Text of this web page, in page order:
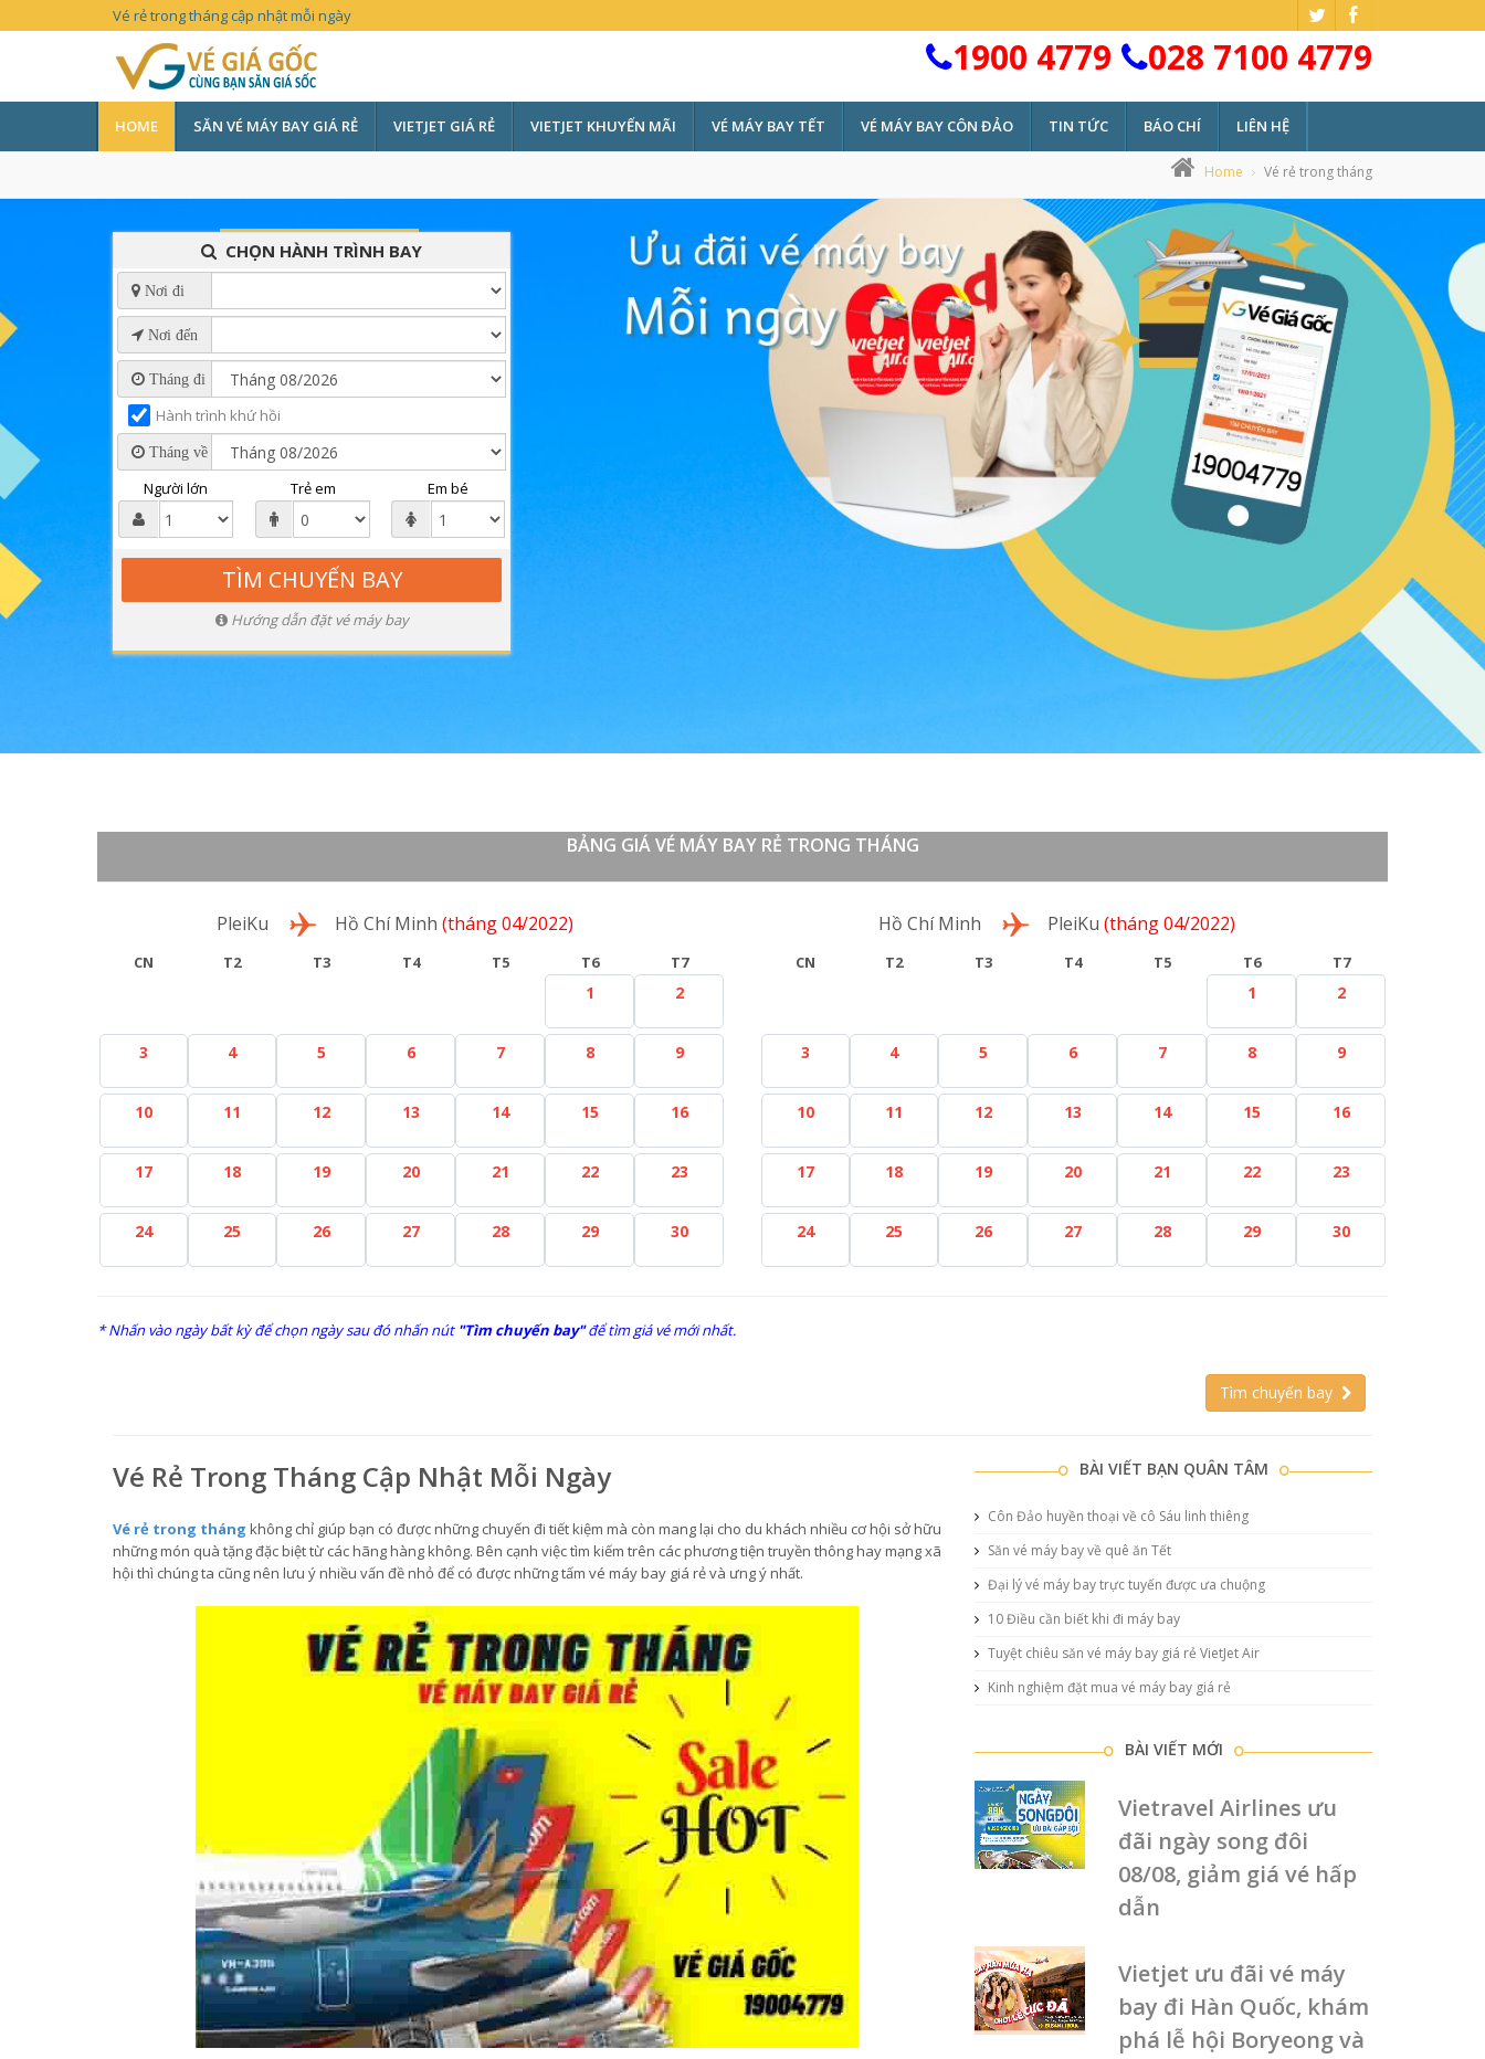
Vé rẻ trong tháng cập nhật mỗi ngày
1900 4779 028 7100 4779
HOME SĂN VÉ MÁY BAY GIÁ RẺ VIETJET GIÁ RẺ VIETJET KHUYẾN MÃI VÉ MÁY BAY TẾT VÉ MÁY BAY CÔN ĐẢO TIN TỨC BÁO CHÍ LIÊN HỆ
Home Vé rẻ trong tháng
CHỌN HÀNH TRÌNH BAY
Nơi đi
Nơi đến
Tháng đi
Hành trình khứ hồi
Tháng về
Người lớn Trẻ em Em bé
Hướng dẫn đặt vé máy bay
BẢNG GIÁ VÉ MÁY BAY RẺ TRONG THÁNG
PleiKu Hồ Chí Minh (tháng 04/2022)
CN T2 T3 T4 T5 T6 T7
1 2
3 4 5 6 7 8 9
10 11 12 13 14 15 16
17 18 19 20 21 22 23
24 25 26 27 28 29 30
Hồ Chí Minh PleiKu (tháng 04/2022)
CN T2 T3 T4 T5 T6 T7
1 2
3 4 5 6 7 8 9
10 11 12 13 14 15 16
17 18 19 20 21 22 23
24 25 26 27 28 29 30
* Nhấn vào ngày bất kỳ để chọn ngày sau đó nhấn nút "Tìm chuyến bay"để tìm giá vé mới nhất.
Tìm chuyến bay
Vé Rẻ Trong Tháng Cập Nhật Mỗi Ngày
Vé rẻ trong tháng không chỉ giúp bạn có được những chuyến đi tiết kiệm mà còn mang lại cho du khách nhiều cơ hội sở hữu
những món quà tặng đặc biệt từ các hãng hàng không. Bên cạnh việc tìm kiếm trên các phương tiện truyền thông hay mạng xã
hội thì chúng ta cũng nên lưu ý nhiều vấn đề nhỏ để có được những tấm vé máy bay giá rẻ và ưng ý nhất.
BÀI VIẾT BẠN QUÂN TÂM
Côn Đảo huyền thoại về cô Sáu linh thiêng
Săn vé máy bay về quê ăn Tết
Đại lý vé máy bay trực tuyến được ưa chuộng
10 Điều cần biết khi đi máy bay
Tuyệt chiêu săn vé máy bay giá rẻ VietJet Air
Kinh nghiệm đặt mua vé máy bay giá rẻ
BÀI VIẾT MỚI
Vietravel Airlines ưu
đãi ngày song đôi
08/08, giảm giá vé hấp
dẫn
Vietjet ưu đãi vé máy
bay đi Hàn Quốc, khám
phá lễ hội Boryeong và